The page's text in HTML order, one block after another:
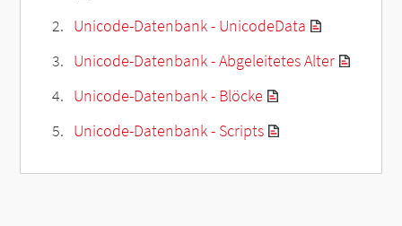
Unicode-Datenbank - UnicodeData
Unicode-Datenbank - Abgeleitetes Alter
Unicode-Datenbank - Blöcke
Unicode-Datenbank - Scripts